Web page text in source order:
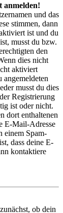
anmelden!
und das
stimmen, dann
ist und du
musst du bzw.
den
dies nicht
aktiviert
angemeldeten
musst du dies
Registrierung
ist oder nicht.
dort enthaltenen
E-Mail-Adresse
einem Spam-
dass deine E-
kontaktiere
ob dein